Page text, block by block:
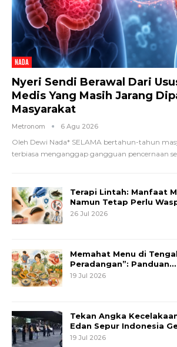
NADA
Nyeri Sendi Berawal Dari
Medis Yang Masih Jarang
Masyarakat
Metronom 6 Agu 2026
Oleh Dewi Nada* SELAMA bertahun-tahun
terbiasa menganggap gangguan pencernaan
Terapi Lintah: Manfaat
Namun Tetap Perlu
26 Jul 2026
Memahat Menu di
Peradangan”: Panduan…
19 Jul 2026
Tekan Angka
Edan Sepur Indonesia
19 Jul 2026